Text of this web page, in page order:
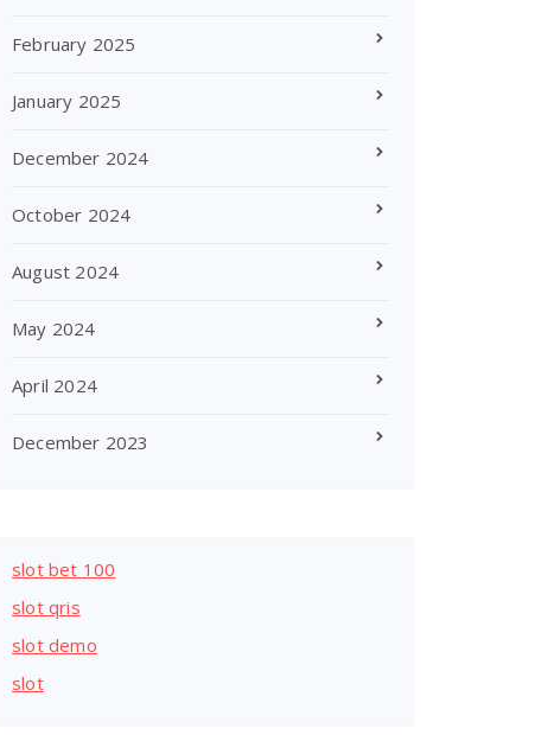
February 2025
January 2025
December 2024
October 2024
August 2024
May 2024
April 2024
December 2023
slot bet 100
slot qris
slot demo
slot